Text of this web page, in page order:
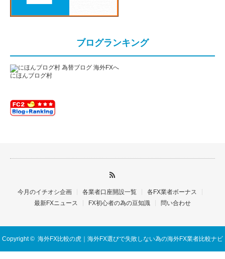
ブログランキング
にほんブログ村
今月のイチオシ企画 各業者口座開設一覧
各FX業者ボーナス
最新FXニュース
FX初心者の為の豆知識 問い合わせ
Copyright © 海外FX比較の虎｜海外FX選びで失敗しない為の海外FX業者比較ナビ